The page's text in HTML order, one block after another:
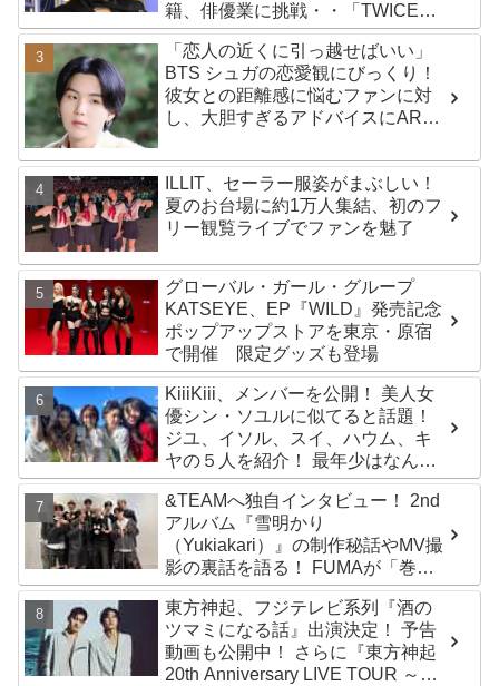
籍、俳優業に挑戦・・「TWICEは
変わらず守っていく」グループ活
動は継続へ
「恋人の近くに引っ越せばいい」
BTS シュガの恋愛観にびっくり！
彼女との距離感に悩むファンに対
し、大胆すぎるアドバイスにARMY
になるね」
ILLIT、セーラー服姿がまぶしい！
夏のお台場に約1万人集結、初のフ
リー観覧ライブでファンを魅了
グローバル・ガール・グループ
KATSEYE、EP『WILD』発売記念
ポップアップストアを東京・原宿
で開催 限定グッズも登場
KiiiKiii、メンバーを公開！ 美人女
優シン・ソユルに似てると話題！
ジユ、イソル、スイ、ハウム、キ
ヤの５人を紹介！ 最年少はなんと
2010年生まれ！？
&TEAMへ独自インタビュー！ 2nd
アルバム『雪明かり
（Yukiakari）』の制作秘話やMV撮
影の裏話を語る！ FUMAが「巻
き」をMAKIと勘違い？ 爆笑トーク
も大公開【ABEMA】
東方神起、フジテレビ系列『酒の
ツマミになる話』出演決定！ 予告
動画も公開中！ さらに『東方神起
20th Anniversary LIVE TOUR ～